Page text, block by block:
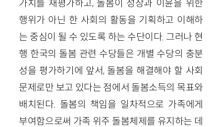
가치를 재평가하고, 돌봄이 성장과 이윤을 위한
행위가 아닌 한 사회의 활동을 기획하고 이해하
는 중심이 될 수 있도록 하는 수단이다. 그러나 현
행 한국의 돌봄 관련 수당들은 개별 수당의 충분
성을 평가하기에 앞서, 돌봄을 해결해야 할 사회
문제로만 보고 있다는 점에서 돌봄소득의 목표와
배치된다. 돌봄의 책임을 일차적으로 가족에게
부여함으로써 가족 위주 돌봄체제를 유지하는 데